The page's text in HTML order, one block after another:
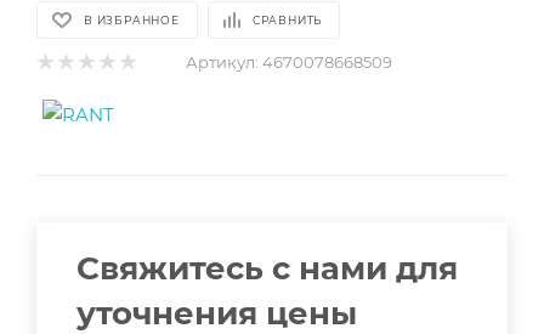
В ИЗБРАННОЕ СРАВНИТЬ
Артикул: 4670078668509
Свяжитесь с нами для
уточнения цены